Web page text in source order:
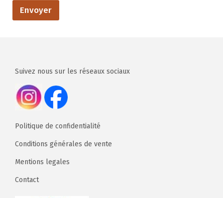
Envoyer
Suivez nous sur les réseaux sociaux
Politique de confidentialité
Conditions générales de vente
Mentions legales
Contact